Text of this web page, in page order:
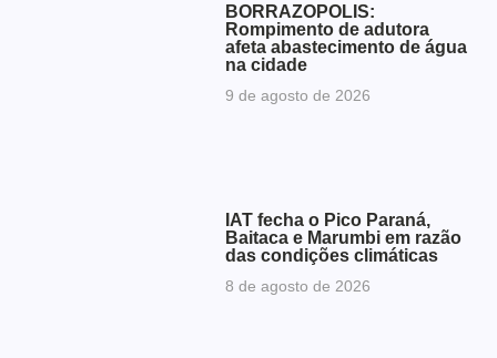
BORRAZÓPOLIS:
Rompimento de adutora
afeta abastecimento de água
na cidade
9 de agosto de 2026
IAT fecha o Pico Paraná,
Baitaca e Marumbi em razão
das condições climáticas
8 de agosto de 2026